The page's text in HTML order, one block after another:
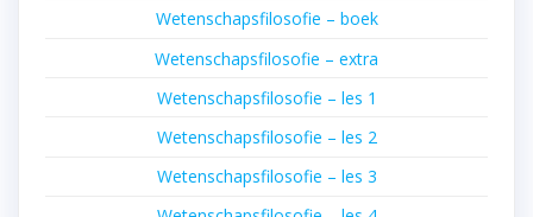
Wetenschapsfilosofie – boek
Wetenschapsfilosofie – extra
Wetenschapsfilosofie – les 1
Wetenschapsfilosofie – les 2
Wetenschapsfilosofie – les 3